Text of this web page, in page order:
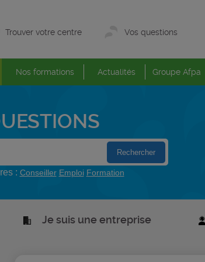
Trouver votre centre Vos questions
Nos formations Actualités Groupe Afpa
: Conseiller Emploi Formation
Je suis une entreprise